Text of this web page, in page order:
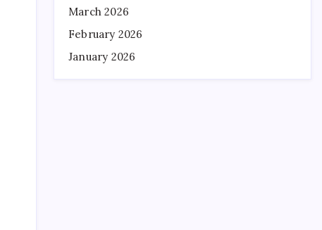
March 2026
February 2026
January 2026